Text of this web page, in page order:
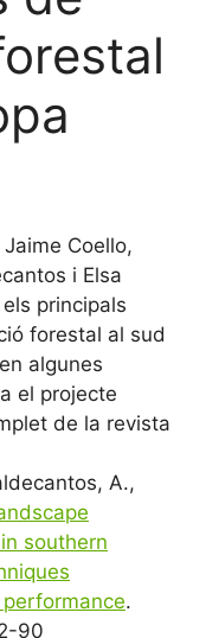
Coello,
i Elsa
principals
forestal al sud
algunes
el projecte
de la revista
A.,
southern
.
90